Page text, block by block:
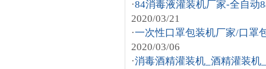
·84消毒液灌装机厂家-全自动
2020/03/21
·一次性口罩包装机厂家/口罩
2020/03/06
·消毒酒精灌装机_酒精灌装机